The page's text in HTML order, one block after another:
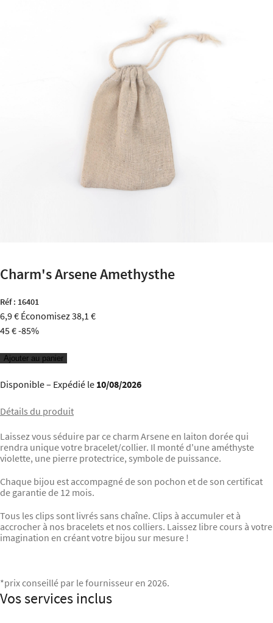
Charm's Arsene Amethysthe
Réf : 16401
6,9 € Économisez 38,1 €
45 €-85%
Ajouter au panier
Disponible– Expédié le 10/08/2026
Détails du produit
Laissez vous séduire par ce charm Arsene en laiton dorée qui
rendra unique votre bracelet/collier. Il monté d'une améthyste
violette, une pierre protectrice, symbole de puissance.
Chaque bijou est accompagné de son pochon et de son certificat
de garantie de 12 mois.
Tous les clips sont livrés sans chaîne. Clips à accumuler et à
accrocher à nos bracelets et nos colliers. Laissez libre cours à votre
imagination en créant votre bijou sur mesure !
*prix conseillé par le fournisseur en 2026.
Vos services inclus